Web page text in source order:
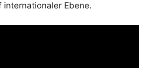
internationaler Ebene.